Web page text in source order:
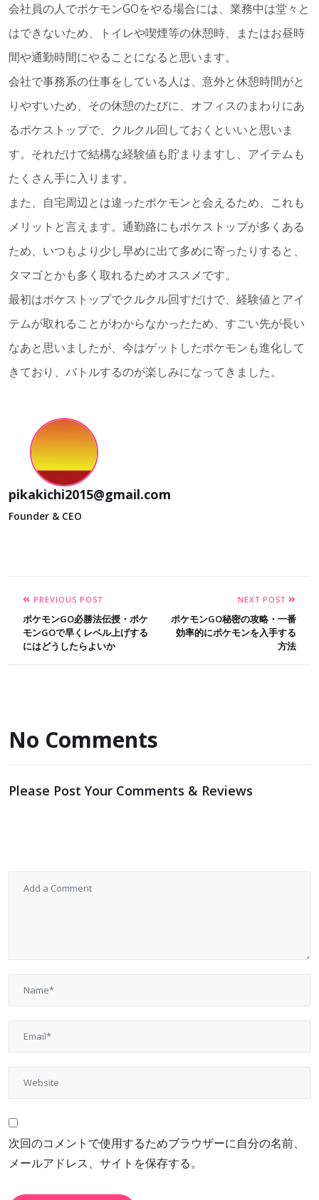
会社員の人でポケモンGOをやる場合には、業務中は堂々と
はできないため、トイレや喫煙等の休憩時、またはお昼時
間や通勤時間にやることになると思います。
会社で事務系の仕事をしている人は、意外と休憩時間がと
りやすいため、その休憩のたびに、オフィスのまわりにあ
るポケストップで、クルクル回しておくといいと思いま
す。それだけで結構な経験値も貯まりますし、アイテムも
たくさん手に入ります。
また、自宅周辺とは違ったポケモンと会えるため、これも
メリットと言えます。通勤路にもポケストップが多くある
ため、いつもより少し早めに出て多めに寄ったりすると、
タマゴとかも多く取れるためオススメです。
最初はポケストップでクルクル回すだけで、経験値とアイ
テムが取れることがわからなかったため、すごい先が長い
なあと思いましたが、今はゲットしたポケモンも進化して
きており、バトルするのが楽しみになってきました。
pikakichi2015@gmail.com
Founder & CEO
PREVIOUS POST
ポケモンGO必勝法伝授・ポケ
モンGOで早くレベル上げする
にはどうしたらよいか
NEXT POST
ポケモンGO秘密の攻略・一番
効率的にポケモンを入手する
方法
No Comments
Please Post Your Comments & Reviews
次回のコメントで使用するためブラウザーに自分の名前、
メールアドレス、サイトを保存する。